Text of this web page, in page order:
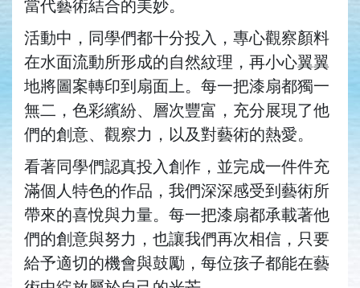
當代藝術結合的美妙。
活動中，同學們都十分投入，專心觀察顏料
在水面流動所形成的自然紋理，再小心翼翼
地將圖案轉印到扇面上。每一把漆扇都獨一
無二，色彩繽紛、層次豐富，充分展現了他
們的創意、觀察力，以及對藝術的熱愛。
看著同學們認真投入創作，並完成一件件充
滿個人特色的作品，我們深深感受到藝術所
帶來的喜悅與力量。每一把漆扇都承載著他
們的創意與努力，也讓我們再次相信，只要
給予適切的機會與鼓勵，每位孩子都能在藝